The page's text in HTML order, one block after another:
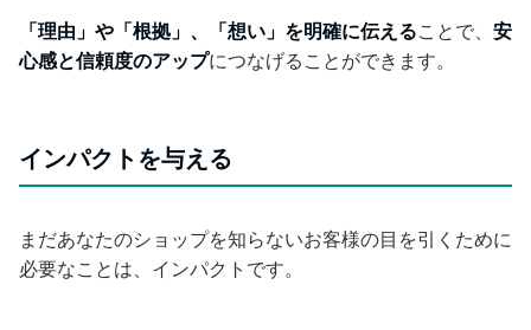
「理由」や「根拠」、「想い」を明確に伝えることで、 安
心感と信頼度のアップにつなげることができます。
インパクトを与える
まだあなたのショップを知らないお客様の目を引くために
必要なことは、インパクトです。